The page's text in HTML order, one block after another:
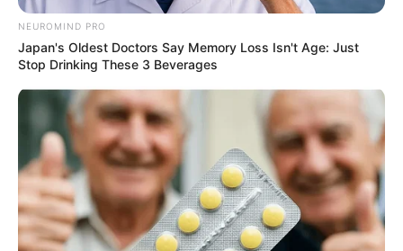
NEUROMIND PRO
Japan's Oldest Doctors Say Memory Loss Isn't Age: Just
Stop Drinking These 3 Beverages